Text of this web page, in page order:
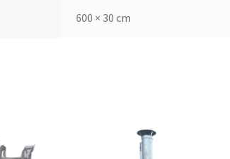
600 × 30 cm